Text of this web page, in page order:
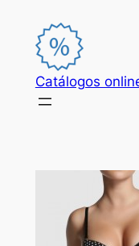
contenido
Catálogos